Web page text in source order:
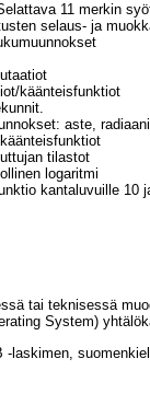
11 merkin
selaus- ja
käänteisfunktiot
aste,
tilastot
logaritmi
kantaluvuille 10
tai teknisessä
System)
laskimen,